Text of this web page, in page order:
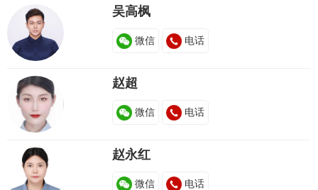
吴高枫
微信 电话
赵超
微信 电话
赵永红
微信 电话